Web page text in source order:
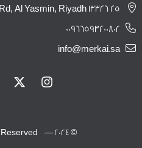
25 square, Anas Ibn Malik Rd, Al Yasmin, Riyadh 13326
00966593200802
info@merkai.sa
© 2024 — Merkai. All Rights Reserved.